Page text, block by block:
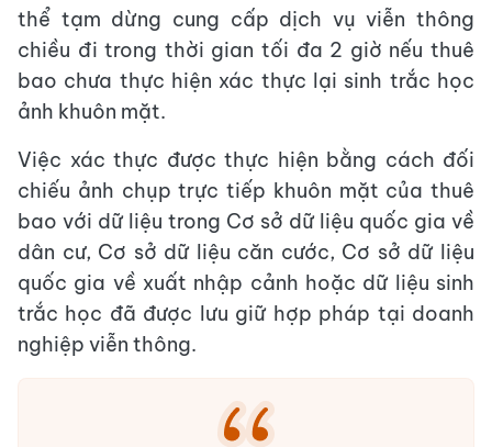
thể tạm dừng cung cấp dịch vụ viễn thông
chiều đi trong thời gian tối đa 2 giờ nếu thuê
bao chưa thực hiện xác thực lại sinh trắc học
ảnh khuôn mặt.
Việc xác thực được thực hiện bằng cách đối
chiếu ảnh chụp trực tiếp khuôn mặt của thuê
bao với dữ liệu trong Cơ sở dữ liệu quốc gia về
dân cư, Cơ sở dữ liệu căn cước, Cơ sở dữ liệu
quốc gia về xuất nhập cảnh hoặc dữ liệu sinh
trắc học đã được lưu giữ hợp pháp tại doanh
nghiệp viễn thông.